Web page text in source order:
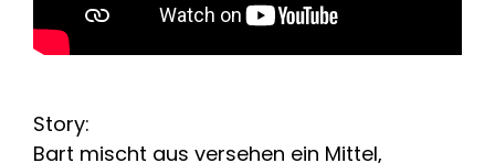
Story:
Bart mischt aus versehen ein Mittel,